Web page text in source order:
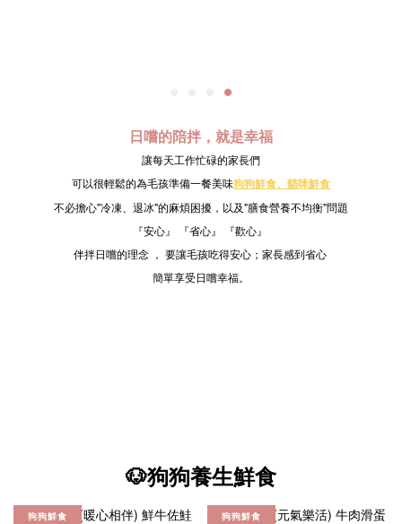
日嚐的陪拌，就是幸福
讓每天工作忙碌的家長們
可以很輕鬆的為毛孩準備一餐美味狗狗鮮食、 貓咪鮮食
不必擔心"冷凍、退冰"的麻煩困擾，以及"膳食營養不均衡"問題
『安心』 『省心』 『歡心』
伴拌日嚐的理念 ， 要讓毛孩吃得安心；家長感到省心
簡單享受日嚐幸福。
🐶狗狗養生鮮食
狗狗鮮食 狗狗鮮食